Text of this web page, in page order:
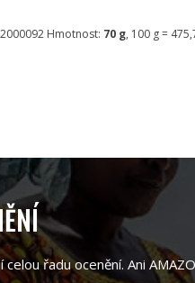
Hmotnost: 70 g, 100 g =
řadu ocenění. Ani